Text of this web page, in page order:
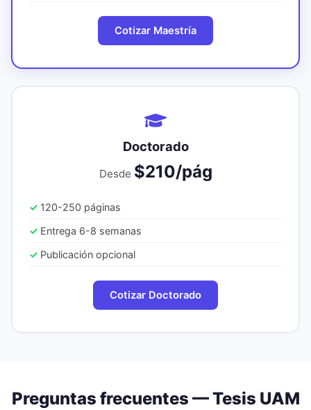
Cotizar Maestría
Doctorado
Desde $210/pág
120-250 páginas
Entrega 6-8 semanas
Publicación opcional
Cotizar Doctorado
Preguntas frecuentes — Tesis UAM